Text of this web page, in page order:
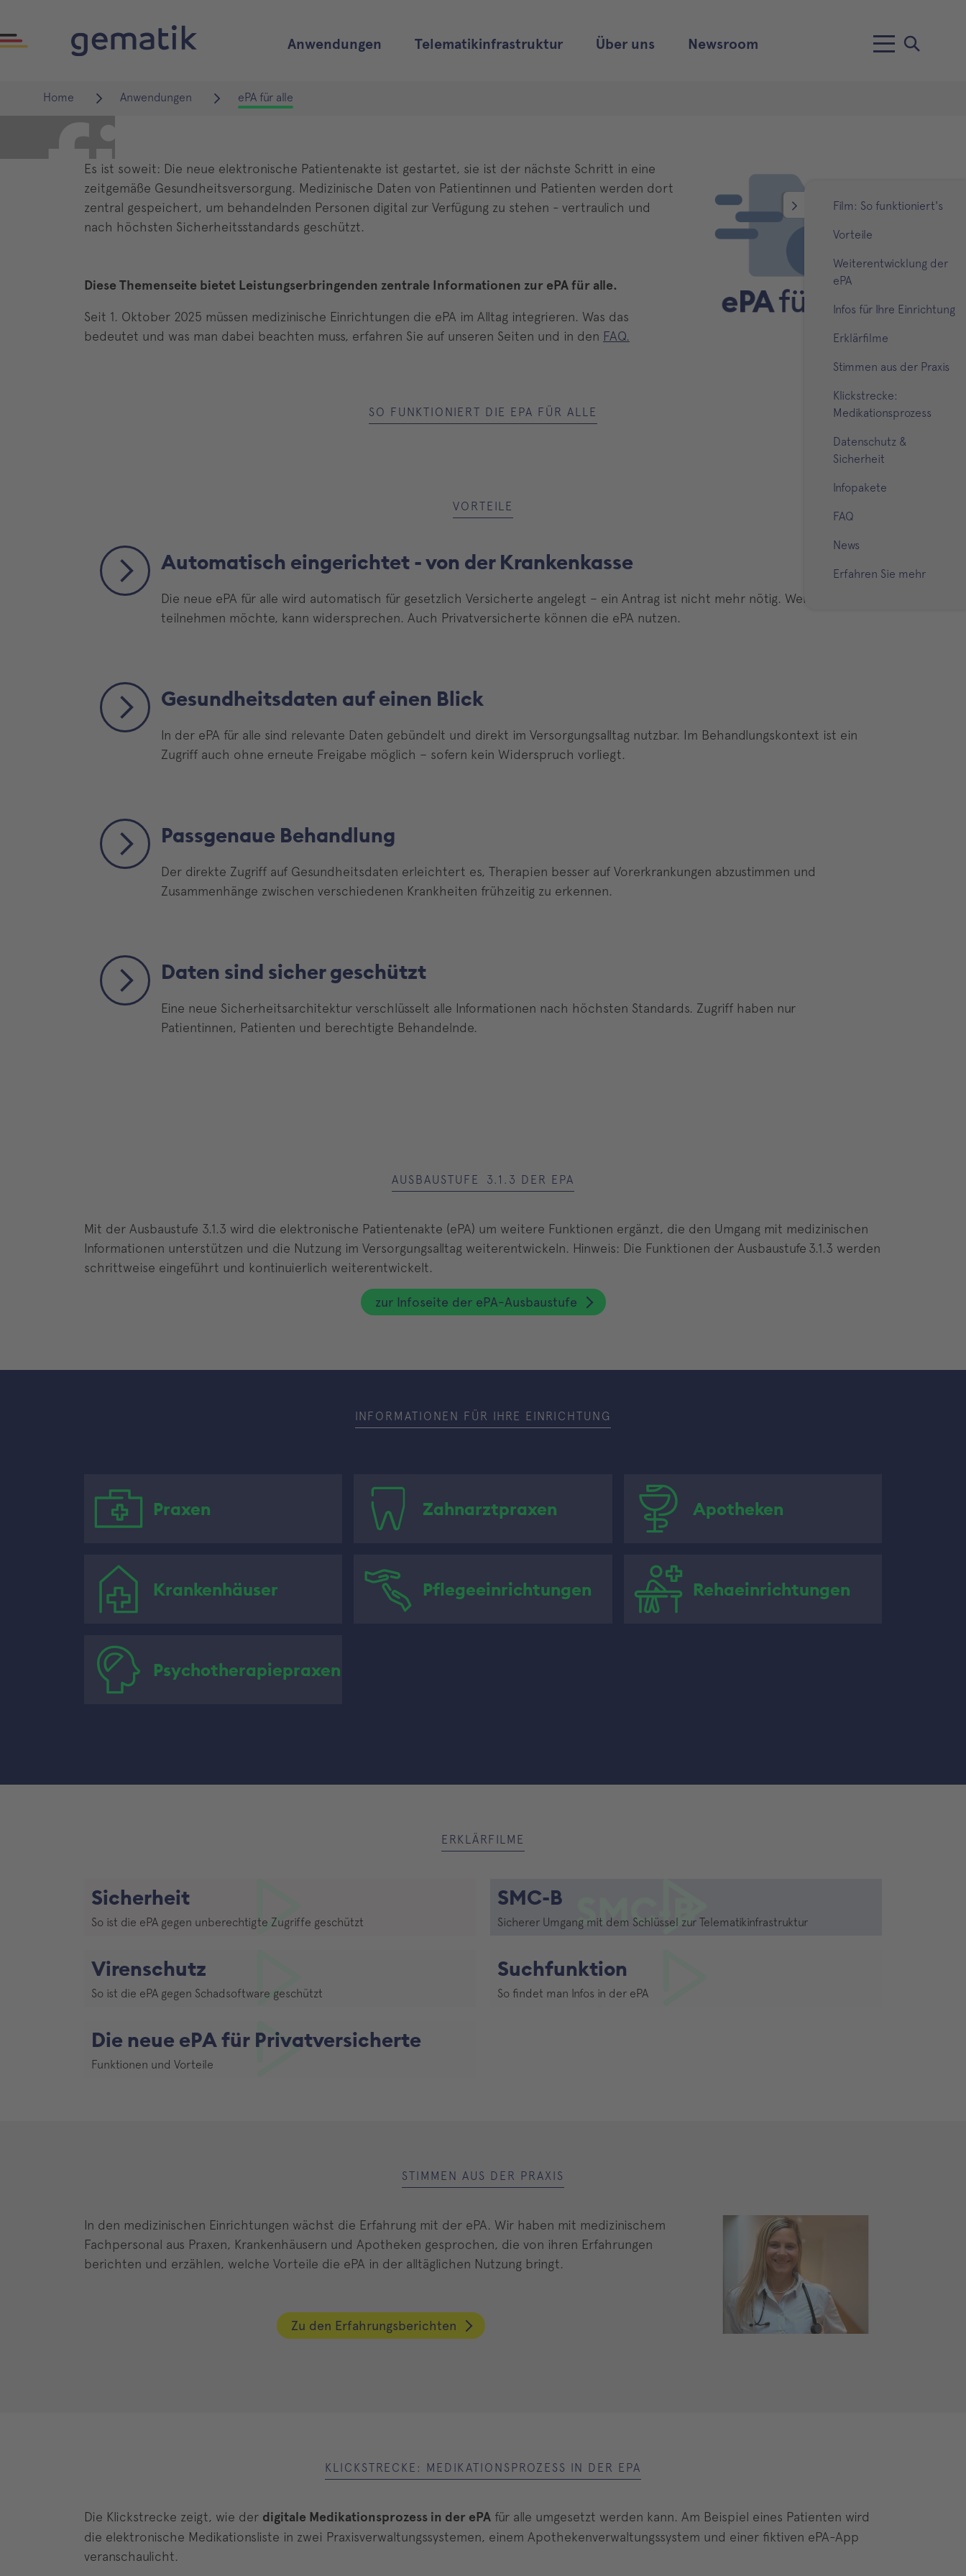
Anwendungen Telematikinfrastruktur Über uns Newsroom
Home Anwendungen ePA für alle
Film: So funktioniert's
Vorteile
Weiterentwicklung der
ePA
Infos für Ihre Einrichtung
Erklärfilme
Stimmen aus der Praxis
Klickstrecke:
Medikationsprozess
Datenschutz &
Sicherheit
Infopakete
FAQ
News
Erfahren Sie mehr
ePA
für
alle
Es ist soweit: Die neue elektronische Patientenakte ist gestartet, sie ist der nächste Schritt in eine
zeitgemäße Gesundheitsversorgung. Medizinische Daten von Patientinnen und Patienten werden dort
zentral gespeichert, um behandelnden Personen digital zur Verfügung zu stehen - vertraulich und
nach höchsten Sicherheitsstandards geschützt.
Diese Themenseite bietet Leistungserbringenden zentrale Informationen zur ePA für alle.
Seit 1. Oktober 2025 müssen medizinische Einrichtungen die ePA im Alltag integrieren. Was das
bedeutet und was man dabei beachten muss, erfahren Sie auf unseren Seiten und in den FAQ.
SO FUNKTIONIERT DIE EPA FÜR ALLE
VORTEILE
Automatisch eingerichtet - von der Krankenkasse
Die neue ePA für alle wird automatisch für gesetzlich Versicherte angelegt – ein Antrag ist nicht mehr nötig. Wer nicht
teilnehmen möchte, kann widersprechen. Auch Privatversicherte können die ePA nutzen.
Gesundheitsdaten auf einen Blick
In der ePA für alle sind relevante Daten gebündelt und direkt im Versorgungsalltag nutzbar. Im Behandlungskontext ist ein
Zugriff auch ohne erneute Freigabe möglich – sofern kein Widerspruch vorliegt.
Passgenaue Behandlung
Der direkte Zugriff auf Gesundheitsdaten erleichtert es, Therapien besser auf Vorerkrankungen abzustimmen und
Zusammenhänge zwischen verschiedenen Krankheiten frühzeitig zu erkennen.
Daten sind sicher geschützt
Eine neue Sicherheitsarchitektur verschlüsselt alle Informationen nach höchsten Standards. Zugriff haben nur
Patientinnen, Patienten und berechtigte Behandelnde.
AUSBAUSTUFE 3.1.3 DER EPA
Mit der Ausbaustufe 3.1.3 wird die elektronische Patientenakte (ePA) um weitere Funktionen ergänzt, die den Umgang mit medizinischen
Informationen unterstützen und die Nutzung im Versorgungsalltag weiterentwickeln. Hinweis: Die Funktionen der Ausbaustufe 3.1.3 werden
schrittweise eingeführt und kontinuierlich weiterentwickelt.
zur Infoseite der ePA-Ausbaustufe
INFORMATIONEN FÜR IHRE EINRICHTUNG
Praxen Zahnarztpraxen Apotheken
Krankenhäuser Pflegeeinrichtungen Rehaeinrichtungen
Psychotherapiepraxen
ERKLÄRFILME
Sicherheit
So ist die ePA gegen unberechtigte Zugriffe geschützt
SMC-B
Sicherer Umgang mit dem Schlüssel zur Telematikinfrastruktur
Virenschutz
So ist die ePA gegen Schadsoftware geschützt
Suchfunktion
So findet man Infos in der ePA
Die neue ePA für Privatversicherte
Funktionen und Vorteile
STIMMEN AUS DER PRAXIS
In den medizinischen Einrichtungen wächst die Erfahrung mit der ePA. Wir haben mit medizinischem
Fachpersonal aus Praxen, Krankenhäusern und Apotheken gesprochen, die von ihren Erfahrungen
berichten und erzählen, welche Vorteile die ePA in der alltäglichen Nutzung bringt.
Zu den Erfahrungsberichten
KLICKSTRECKE: MEDIKATIONSPROZESS IN DER EPA
Die Klickstrecke zeigt, wie der digitale Medikationsprozess in der ePA für alle umgesetzt werden kann. Am Beispiel eines Patienten wird
die elektronische Medikationsliste in zwei Praxisverwaltungssystemen, einem Apothekenverwaltungssystem und einer fiktiven ePA-App
veranschaulicht.